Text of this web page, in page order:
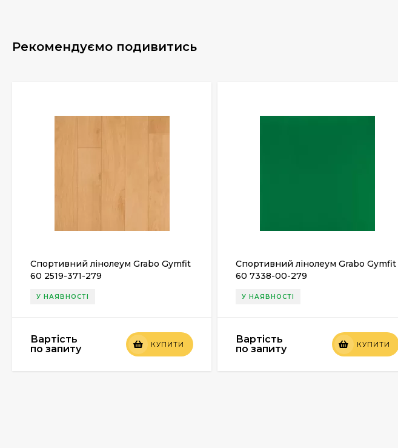
Рекомендуємо подивитись
Спортивний лінолеум Grabo Gymfit
60 2519-371-279
У НАЯВНОСТІ
Вартість
по запиту
КУПИТИ
Спортивний лінолеум Grabo Gymfit
60 7338-00-279
У НАЯВНОСТІ
Вартість
по запиту
КУПИТИ